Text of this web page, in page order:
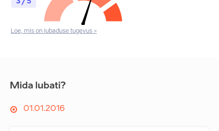
3 / 5
Loe, mis on lubaduse tugevus >
Mida lubati?
01.01.2016